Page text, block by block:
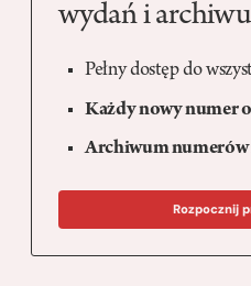
wydań i
Pełny dostęp do
Każdy nowy numer
Archiwum numerów
Rozpocznij